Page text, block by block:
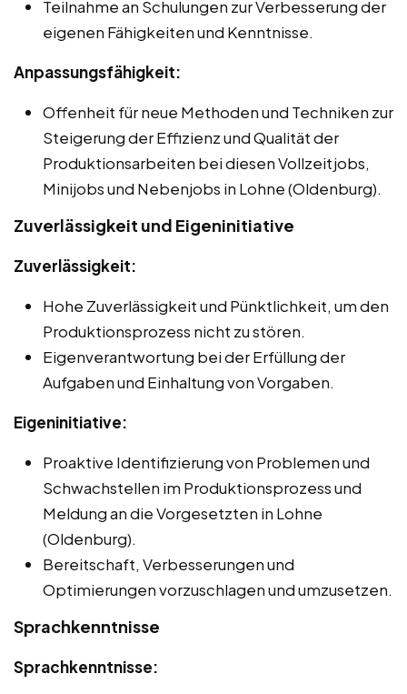
Teilnahme an Schulungen zur Verbesserung der
eigenen Fähigkeiten und Kenntnisse.
Anpassungsfähigkeit:
Offenheit für neue Methoden und Techniken zur
Steigerung der Effizienz und Qualität der
Produktionsarbeiten bei diesen Vollzeitjobs,
Minijobs und Nebenjobs in Lohne (Oldenburg).
Zuverlässigkeit und Eigeninitiative
Zuverlässigkeit:
Hohe Zuverlässigkeit und Pünktlichkeit, um den
Produktionsprozess nicht zu stören.
Eigenverantwortung bei der Erfüllung der
Aufgaben und Einhaltung von Vorgaben.
Eigeninitiative:
Proaktive Identifizierung von Problemen und
Schwachstellen im Produktionsprozess und
Meldung an die Vorgesetzten in Lohne
(Oldenburg).
Bereitschaft, Verbesserungen und
Optimierungen vorzuschlagen und umzusetzen.
Sprachkenntnisse
Sprachkenntnisse: